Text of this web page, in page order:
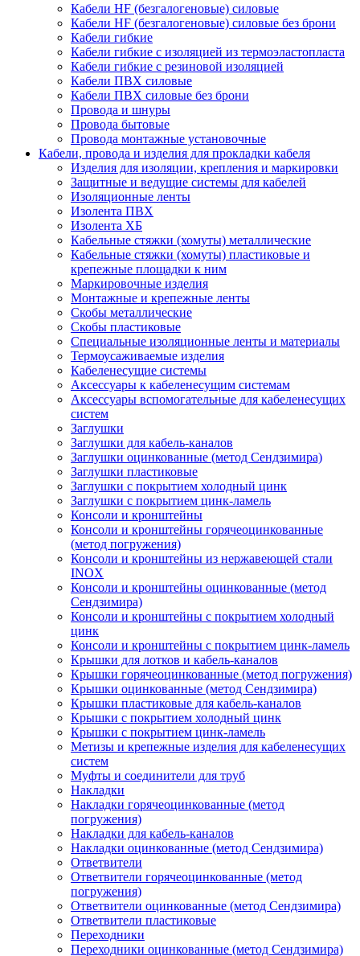
Кабели HF (безгалогеновые) силовые
Кабели HF (безгалогеновые) силовые без брони
Кабели гибкие
Кабели гибкие с изоляцией из термоэластопласта
Кабели гибкие с резиновой изоляцией
Кабели ПВХ силовые
Кабели ПВХ силовые без брони
Провода и шнуры
Провода бытовые
Провода монтажные установочные
Кабели, провода и изделия для прокладки кабеля
Изделия для изоляции, крепления и маркировки
Защитные и ведущие системы для кабелей
Изоляционные ленты
Изолента ПВХ
Изолента ХБ
Кабельные стяжки (хомуты) металлические
Кабельные стяжки (хомуты) пластиковые и
крепежные площадки к ним
Маркировочные изделия
Монтажные и крепежные ленты
Скобы металлические
Скобы пластиковые
Специальные изоляционные ленты и материалы
Термоусаживаемые изделия
Кабеленесущие системы
Аксессуары к кабеленесущим системам
Аксессуары вспомогательные для кабеленесущих
систем
Заглушки
Заглушки для кабель-каналов
Заглушки оцинкованные (метод Сендзимира)
Заглушки пластиковые
Заглушки с покрытием холодный цинк
Заглушки с покрытием цинк-ламель
Консоли и кронштейны
Консоли и кронштейны горячеоцинкованные
(метод погружения)
Консоли и кронштейны из нержавеющей стали
INOX
Консоли и кронштейны оцинкованные (метод
Сендзимира)
Консоли и кронштейны с покрытием холодный
цинк
Консоли и кронштейны с покрытием цинк-ламель
Крышки для лотков и кабель-каналов
Крышки горячеоцинкованные (метод погружения)
Крышки оцинкованные (метод Сендзимира)
Крышки пластиковые для кабель-каналов
Крышки с покрытием холодный цинк
Крышки с покрытием цинк-ламель
Метизы и крепежные изделия для кабеленесущих
систем
Муфты и соединители для труб
Накладки
Накладки горячеоцинкованные (метод
погружения)
Накладки для кабель-каналов
Накладки оцинкованные (метод Сендзимира)
Ответвители
Ответвители горячеоцинкованные (метод
погружения)
Ответвители оцинкованные (метод Сендзимира)
Ответвители пластиковые
Переходники
Переходники оцинкованные (метод Сендзимира)